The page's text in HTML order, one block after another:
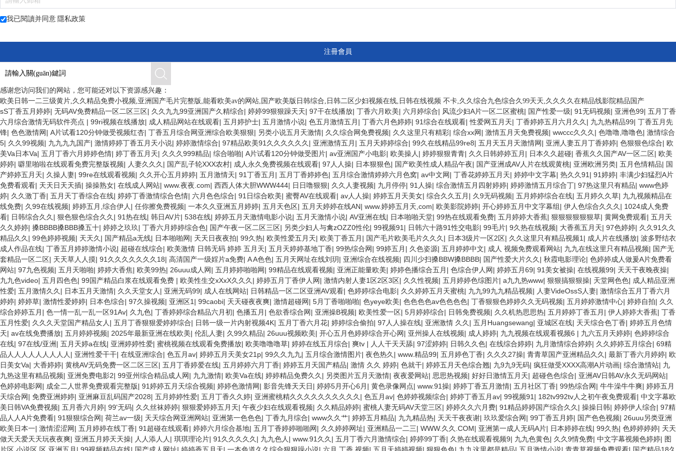
我已閱讀并同意 隱私政策
注冊會員
感谢您访问我们的网站，您可能还对以下资源感兴趣：
欧美日韩一二三级黄片,久久精品免费小视频,亚洲国产毛片完整版,能看欧美av的网站,国产欧美版日韩综合,日韩二区少妇视频在线,日韩在线视频 不卡,久久综合九色综合久99天天,久久久久在精品线影院精品国产
sS丁香五月婷婷| 无码AV免费精品一区二区三区| 久久九九99亚洲国产久精综合| 婷婷99狠狠躁天天| 97干在线播放| 丁香六月欧美| 六月婷综合| 风流少妇A片一区二区蜜桃| 国产性爱一级| 91无码视频| 亚洲色99| 五月丁香
六月综合激情无码软件亮点 | 99ri视频在线播放| 成人精品网站在线观看| 五月婷护士| 五月激情小说| 色五月激情五月 | 丁香六月色婷婷| 91综合在线观看|性爱网五月天| 丁香婷婷五月六月久久 | 九九热精品99| 丁香五月先
锋| 色色激情网| A片试看120分钟做受视频红杏| 丁香五月综合网亚洲综合欧美狠狠| 另类小说五月天激情| 久久综合网免费视频| 久久这里只有精彩| 综合xx网| 激情五月天免费视频| wwccc久久久 | 色噜噜,噜噜色| 激情综合
5| 久久99视频| 九九九九国产| 激情婷婷丁香五月天小说| 婷婷激情综合| 97精品欧美91久久久久久久 | 亚洲激情五月 | 五月天婷婷综合| 99久在线精品99re8| 五月天五月天激情网| 亚洲人妻五月丁香婷婷| 色狠狠色综合| 欧
美Va日本Va| 五月丁香六月婷婷色情| 婷丁香五月天| 久久久999精品| 综合啪啪| A片试看120分钟做受图片| av亚洲国产小电影| 欧美操人 | 婷婷狠狠青青| 久久日韩婷婷五月 | 日本久久超碰| 香蕉久久国产AV一区二区| 欧美
婷婷| 噼里啪啦在线观看免费完整版视频| 人妻久久久 | 国产乱子轮XXX农村| 成人永久免费视频在线观看| 97人人操| 日本狠狠色| 国产欧美性成人精品午夜| 国产亚洲成AV人片在线观黄桃| 亚洲欧洲另类| 五月色情精品| 国
产婷婷五月天| 久操人妻| 99re在线观看视频| 久久开心五月婷婷| 五月激情天| 91丁香五月 | 五月丁香婷婷色| 五月综合激情婷婷六月色窝| av中文网| 丁香花婷婷五月天| 婷婷中文字幕| 热久久91 | 91婷婷| 丰满少妇猛烈A片
免费看观看| 天天日天天插| 操操熟女| 在线成人网站| www.夜夜.com| 西西人体大胆WWW444| 日日噜狠狠| 久久人妻视频| 九月停停| 91人操| 综合激情五月四射婷婷| 婷婷激情五月综合丁| 97热这里只有精品| www色婷
婷| 久久激丁香| 五月天丁香综合在线| 婷婷丁香激情综合色情| 六月色色综合| 91日综合欧美| 蜜臀AV在线观看| av人人操| 婷婷五月天美女| 综合久久五月 | 久9无码视频| 五月婷婷综合在线| 五月婷久久草| 九九视频精品在
线免费| 久99在线视频| 婷婷五月,综合伊人 | 任你擦免费视频| 一本久久亚洲五月婷婷| 五月天色区| 五月天婷婷在线AN| www.婷婷五月天,com| 欧美影院婷婷| 开心婷婷五月中文字幕组| 伊人色综合久久久 | 1024成人免费
看| 日韩综合久久 | 狠色狠色综合久久 | 91热在线| 韩日AV片| 538在线| 婷婷五月天激情电影小说| 五月天激情小说| AV亚洲在线| 日本啪啪天堂| 99热在线观看免费| 五月婷婷大香蕉| 狠狠狠狠狠狠草| 黄网免费观看| 五月天
久久婷婷| 搡BBBB搡BBB搡五十| 婷婷之玖玖| 丁香六月婷婷综合色| 国产午夜一区二区三区| 另类少妇人与禽zOZZ0性伦| 99视频91 | 日韩六十路91性交电影| 99毛片| 9久热在线视频| 大香蕉五月天| 97色婷婷| 久久91久久
精品久久 | 99色婷婷视频| 天天久 | 国产精品a无线| 日本啪啪网| 天天日夜夜拍| 99久热| 欧美性爱五月天| 欧美丁香五月 | 国产毛片欧美毛片久久久 | 日本3级片一区2区| 久久这里只有精品视频1 | 成人片在线播放| 波多野结衣
成人作品在线| 丁香五月婷婷激情小说| 超碰在线综合| 欧美激情 日韩无码 婷婷 五月天| 五月天婷婷基地丁香| 99热综合网| 99婷五月 | 久色姿源| 五月婷婷中文| 成人 视频免费观看网站| 九九在线这里只有精品视频| 国产无
套精品一区二区| 天天草人人摸| 91久久久久久久久18| 高清国产一级婬片a免费| A A色色| 五月天网址在线刘玥| 亚洲综合在线视频| 四川少扫搡BBW搡BBBB| 国产性爱大片久久 | 秋霞电影理论| 色婷婷成人做爰A片免费看
网站| 97九色视频| 五月天啪啪| 婷婷大香焦| 欧美99热| 26uuu成人网| 五月婷婷啪啪网| 99精品在线观看视频| 亚洲正能量欧美| 婷婷色播综合五月 | 色综合伊人网| 婷婷五月69| 91美女被操| 在线视频99| 天天干夜晚夜操|
九九色video| 五月四色色| 99国产精品白浆在线观看免费 | 欧美性生交xXxX久久久 | 婷婷五月丁香伊人网| 激情内射人妻1区2区3区| 久久性视频| 五月婷婷色综图片| a九九热www| 狠狠搞狠狠操| 天堂网色色| 成人精品亚洲
性爱| 五月激情久久 | 日本五月天激情| 久久天堂女人 | 亚洲无码99| 成人在线网站| 日韩精品一区二区亚洲AV观看| 色婷婷综合电影| 久久婷婷五月天蜜桃| 九九99九九精品视频| 人妻VideOssS人妻| 激情综合五月丁香六月
婷婷| 婷婷草| 激情性爱婷婷| 日本色综合| 97久操视频| 亚洲区1 | 99caobi| 天天碰夜夜爽| 激情超碰网| 5月丁香啪啪啪| 色yeye欧美| 色色色色av色色色色| 丁香狠狠色婷婷久久无码视频| 五月婷婷激情中心| 婷婷自拍| 久久
综合婷婷五月 | 色一情一乱一乱一区91Av| 久九色| 丁香婷婷综合精品六月初| 色播五月 | 色欲香综合网| 亚洲操B视频| 欧美性爱一区| 5月婷婷综合| 日韩免费视频| 久久机热思思热| 五月婷婷丁香五月 | 伊人婷婷大香蕉| 丁香
五月性爱| 久久久天堂国产精品女人 | 五月丁香狠狠爱婷婷综合| 日韩一级一片内射视频4K| 五月丁香六月花| 婷婷综合偷拍| 97人人操在线| 亚洲激情 久久 | 五月Huangsewang| 亚城区在线| 天天综合色丁香| 婷婷五月色情
天| av在线免费播放| 五月婷婷视频| 2025年最新亚洲在线欧美| 伦乱人妻| 久99久精品| 26uuu视频欧美| 开心五月色婷婷综合开心网| 亚州操人在线视频| 成人婷婷| 九九视频在线观看视频6 | 九六五月天婷婷| 色婷婷综合
在线| 97在线/亚洲| 五月天婷a在线| 亚洲婷婷性爱| 蜜桃视频在线观看免费播放| 欧美噜噜噜草| 婷婷在线五月综合| 爽tv | 人人干天天舔| 97涩婷婷| 日韩久久色| 在线综合婷婷| 九月激情综合婷婷| 久久婷婷五月综合| 69精
品人人人人人人人人人 | 亚洲性爱干干| 在线亚洲综合| 色五月av| 婷婷五月天美女21p| 99久久九九| 五月综合激情图片| 夜色热久 | www.精品99| 五月婷色丁香| 久久久27操| 青青草国产亚洲精品久久 | 最新丁香六月婷婷| 欧
日美女Va| 大香婷婷| 黄桃AV无码免费一区二区三区| 五月丁香婷爱在线| 五月婷婷六月丁香| 婷婷五月天国产精品| 激情 久久 婷婷| 色就干| 婷婷五月天色综合翘| 九9九9无码| 疯狂做受XXXX高潮A片动画| 综合激情站| 九
九热这里有精品视频| 亚洲免费电影2| 99亚州综合精品成人网| 九九激情| 欧美Va在线| 婷婷精品免费久久 | 另类图片五月天激情| 夜夜爱网站| 思思热视频| 好好日激情五月天| 超碰色色综合| 亚洲AV日韩AV永久无码网站|
色婷婷电影网| 成全二人世界免费观看完整版| 91婷婷五月天综合视频| 婷婷色激情网| 影音先锋天天日| 婷婷5月开心6月 | 黄色录像网点| www.91操| 婷婷丁香五月激情| 五月社区丁香| 99热综合网| 牛牛澡牛牛爽| 婷婷五月
天综合网| 免费亚洲婷婷| 亚洲麻豆乱码国产2028| 五月婷婷性爱| 五月丁香久久婷| 亚洲蜜桃精久久久久久久久久久久 | 色五月av| 色婷婷视频综合| 婷婷丁香五月av| 99视频91 | 182tv992tv人之初午夜免费观看| 中文字幕欧
美日韩VA免费视频| 五月香六月婷| 99'无码| 久久丝袜婷婷| 狠狠爱婷婷五月天| 午夜少妇在线观看视频| 久久精品婷婷| 蜜桃人妻无码AV天堂三区| 婷婷久久六月费| 91精品婷婷国产综合久久 | 操操日韩| 婷婷伊人综合| 97精
品人人A片免费看| 91狠狠综合网| 荷兰av一级| 天天综合网亚洲网站| 亚洲第一色色色| 丁香九月综合| www久久艹| 婷婷五月精品| 九九精品热| 天天干夜夜谢| 玖玖爱综合网| 99丁香五月婷| 国产色色视频| 26uuu另类亚洲
欧美日本一| 激情涩涩网| 五月婷婷在线丁香| 91超碰在线观看| 婷婷六月综合基地| 五月丁香婷婷啪啪网| 久久婷婷网址| 亚洲精品一二三| WWW.久久.COM| 亚洲第一成人无码A片| 日本婷婷在线| 99久热| 色婷婷婷婷| 天天
做天天爱天天玩夜夜爽| 亚洲五月婷天天操| 人人添人人 | 琪琪理论片| 91久久久久久 | 九九色人 | www.91久久 | 五月丁香六月激情综合| 婷婷99丁香| 久热在线观看视频9| 九九色黄色| 久久9情免费| 中文字幕视频色婷婷| 图